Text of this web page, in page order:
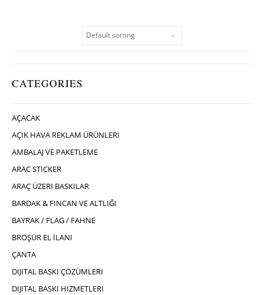
CATEGORIES
AÇACAK
AÇIK HAVA REKLAM ÜRÜNLERI
AMBALAJ VE PAKETLEME
ARAC STICKER
ARAÇ ÜZERI BASKILAR
BARDAK & FINCAN VE ALTLIĞI
BAYRAK / FLAG / FAHNE
BROŞÜR EL İLANI
ÇANTA
DIJITAL BASKI ÇÖZÜMLERI
DIJITAL BASKI HIZMETLERI